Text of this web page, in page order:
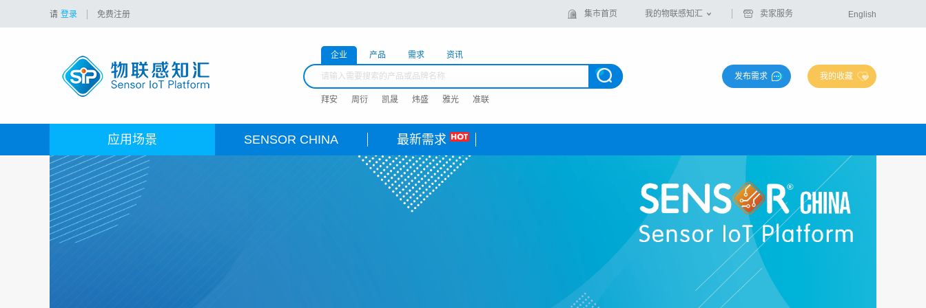
请 登录 免费注册 集市首页 我的物联感知汇 卖家服务 English
企业 产品 需求 资讯
拜安 周衍 凯晟 炜盛 雅光 准联
发布需求 我的收藏
应用场景 SENSOR CHINA 最新需求